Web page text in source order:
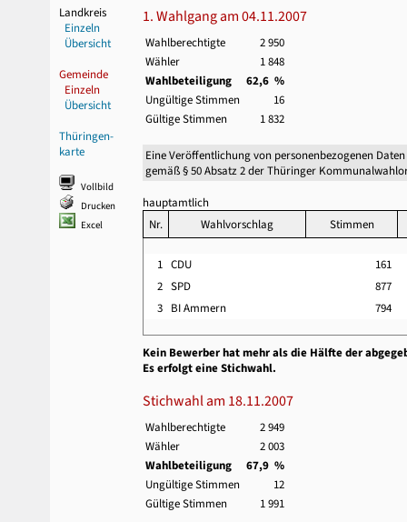
Landkreis
Einzeln
Übersicht
Gemeinde
Einzeln
Übersicht
Thüringen-
karte
Vollbild
Drucken
Excel
1. Wahlgang am 04.11.2007
Wahlberechtigte
2 950
Wähler
1 848
Wahlbeteiligung
62,6 %
Ungültige Stimmen
16
Gültige Stimmen
1 832
Eine Veröffentlichung von personenbezogenen
gemäß § 50 Absatz 2 der Thüringer
hauptamtlich
Nr.
Wahlvorschlag Stimmen
1 CDU
161
2 SPD
877
3 BI Ammern 794
Kein Bewerber hat mehr als die Hälfte der
Es erfolgt eine Stichwahl.
Stichwahl am 18.11.2007
Wahlberechtigte
2 949
Wähler
2 003
Wahlbeteiligung
67,9 %
Ungültige Stimmen
12
Gültige Stimmen
1 991